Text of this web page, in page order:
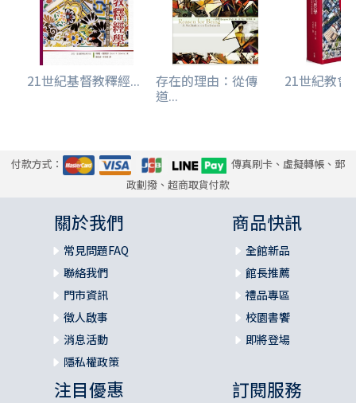
21世紀基督教釋經... 存在的理由：從傳
道...
21世紀教會
付款方式：
傳真刷卡、虛擬轉帳、郵
政劃撥、超商取貨付款
關於我們
常見問題FAQ
聯絡我們
門市資訊
徵人啟事
消息活動
隱私權政策
商品快訊
全館新品
館長推薦
禮品專區
校園書饗
即將登場
注目優惠 訂閱服務